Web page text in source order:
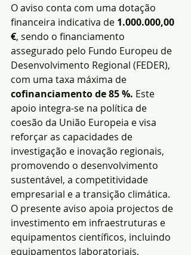
O aviso conta com uma dotação
financeira indicativa de 1.000.000,00
€, sendo o financiamento
assegurado pelo Fundo Europeu de
Desenvolvimento Regional (FEDER),
com uma taxa máxima de
cofinanciamento de 85 %. Este
apoio integra-se na política de
coesão da União Europeia e visa
reforçar as capacidades de
investigação e inovação regionais,
promovendo o desenvolvimento
sustentável, a competitividade
empresarial e a transição climática.
O presente aviso apoia projectos de
investimento em infraestruturas e
equipamentos científicos, incluindo
equipamentos laboratoriais,